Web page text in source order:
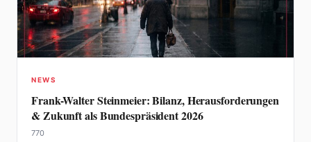
NEWS
Frank-Walter Steinmeier: Bilanz, Herausforderungen
& Zukunft als Bundespräsident 2026
770